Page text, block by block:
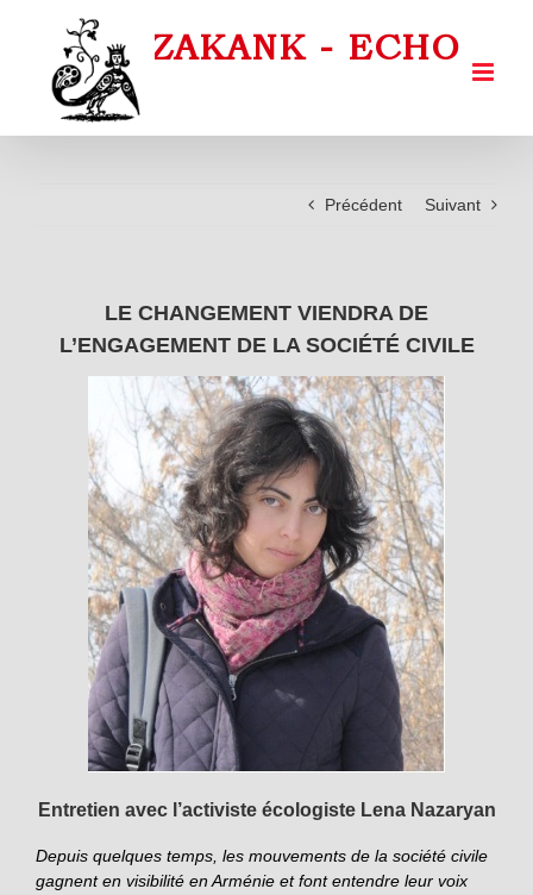
Précédent Suivant
LE CHANGEMENT VIENDRA DE
L’ENGAGEMENT DE LA SOCIÉTÉ CIVILE
Entretien avec l’activiste écologiste Lena Nazaryan
Depuis quelques temps, les mouvements de la société civile
gagnent en visibilité en Arménie et font entendre leur voix